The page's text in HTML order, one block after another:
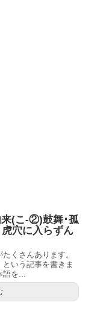
来(こ-②)鼓舞･孤
穴に入らずん
くさんあります。
いう記事を書きま
語を...